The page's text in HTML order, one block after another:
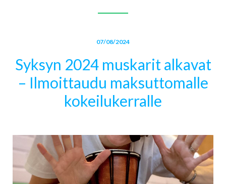
07/08/2024
Syksyn 2024 muskarit alkavat
– Ilmoittaudu maksuttomalle
kokeilukerralle